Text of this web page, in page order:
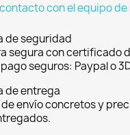
con el equipo
de seguridad
segura con certificado
seguros: Paypal o
de entrega
de envío concretos y